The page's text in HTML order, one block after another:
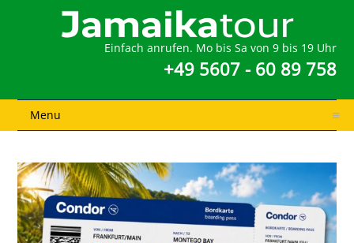
Einfach anrufen. Mo bis Sa von 9 bis 19 Uhr
+49 5607 - 60 89 758
Menu